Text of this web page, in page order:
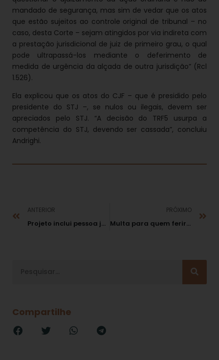
mandado de segurança, mas sim de vedar que os atos
que estão sujeitos ao controle original de tribunal – no
caso, desta Corte – sejam atingidos por via indireta com
a prestação jurisdicional de juiz de primeiro grau, o qual
pode ultrapassá-los mediante o deferimento de
medida de urgência da alçada de outra jurisdição” (Rcl
1.526).
Ela explicou que os atos do CJF – que é presidido pelo
presidente do STJ –, se nulos ou ilegais, devem ser
apreciados pelo STJ. “A decisão do TRF5 usurpa a
competência do STJ, devendo ser cassada”, concluiu
Andrighi.
ANTERIOR
Projeto inclui pessoa jurídica em crimes de corrupção
PRÓXIMO
Multa para quem ferir defesa da concorrência será menor
Compartilhe